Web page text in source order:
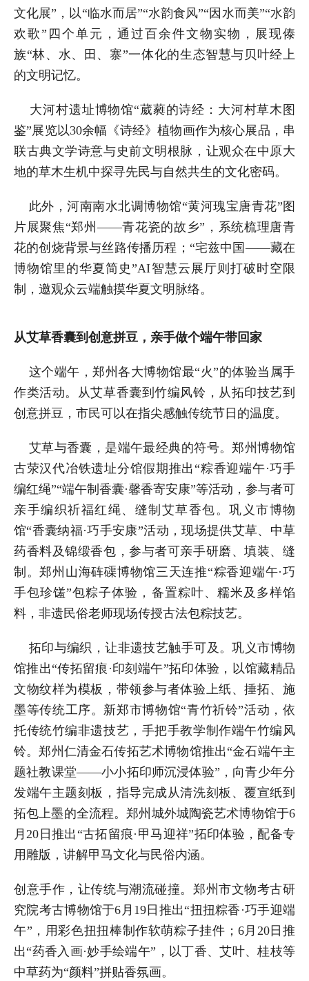
文化展”，以“临水而居”“水韵食风”“因水而美”“水韵
欢歌”四个单元，通过百余件文物实物，展现傣
族“林、水、田、寨”一体化的生态智慧与贝叶经上
的文明记忆。
大河村遗址博物馆“葳蕤的诗经：大河村草木图
鉴”展览以30余幅《诗经》植物画作为核心展品，串
联古典文学诗意与史前文明根脉，让观众在中原大
地的草木生机中探寻先民与自然共生的文化密码。
此外，河南南水北调博物馆“黄河瑰宝唐青花”图
片展聚焦“郑州——青花瓷的故乡”，系统梳理唐青
花的创烧背景与丝路传播历程；“宅兹中国——藏在
博物馆里的华夏简史”AI智慧云展厅则打破时空限
制，邀观众云端触摸华夏文明脉络。
从艾草香囊到创意拼豆，亲手做个端午带回家
这个端午，郑州各大博物馆最“火”的体验当属手
作类活动。从艾草香囊到竹编风铃，从拓印技艺到
创意拼豆，市民可以在指尖感触传统节日的温度。
艾草与香囊，是端午最经典的符号。郑州博物馆
古荥汉代冶铁遗址分馆假期推出“粽香迎端午·巧手
编红绳”“端午制香囊·馨香寄安康”等活动，参与者可
亲手编织祈福红绳、缝制艾草香包。巩义市博物
馆“香囊纳福·巧手安康”活动，现场提供艾草、中草
药香料及锦缎香包，参与者可亲手研磨、填装、缝
制。郑州山海砗磲博物馆三天连推“粽香迎端午·巧
手包珍馐”包粽子体验，备置粽叶、糯米及多样馅
料，非遗民俗老师现场传授古法包粽技艺。
拓印与编织，让非遗技艺触手可及。巩义市博物
馆推出“传拓留痕·印刻端午”拓印体验，以馆藏精品
文物纹样为模板，带领参与者体验上纸、捶拓、施
墨等传统工序。新郑市博物馆“青竹祈铃”活动，依
托传统竹编非遗技艺，手把手教学制作端午竹编风
铃。郑州仁清金石传拓艺术博物馆推出“金石端午主
题社教课堂——小小拓印师沉浸体验”，向青少年分
发端午主题刻板，指导完成从清洗刻板、覆宣纸到
拓包上墨的全流程。郑州城外城陶瓷艺术博物馆于6
月20日推出“古拓留痕·甲马迎祥”拓印体验，配备专
用雕版，讲解甲马文化与民俗内涵。
创意手作，让传统与潮流碰撞。郑州市文物考古研
究院考古博物馆于6月19日推出“扭扭粽香·巧手迎端
午”，用彩色扭扭棒制作软萌粽子挂件；6月20日推
出“药香入画·妙手绘端午”，以丁香、艾叶、桂枝等
中草药为“颜料”拼贴香氛画。